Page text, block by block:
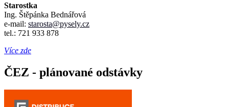
Starostka
Ing. Štěpánka Bednářová
e-mail: starosta@pysely.cz
tel.: 721 933 878
Více zde
ČEZ - plánované odstávky